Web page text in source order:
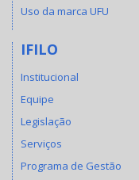
Uso da marca UFU
IFILO
Institucional
Equipe
Legislação
Serviços
Programa de Gestão